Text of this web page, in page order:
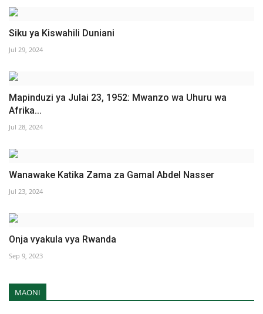
Siku ya Kiswahili Duniani
Jul 29, 2024
Mapinduzi ya Julai 23, 1952: Mwanzo wa Uhuru wa
Afrika...
Jul 28, 2024
Wanawake Katika Zama za Gamal Abdel Nasser
Jul 23, 2024
Onja vyakula vya Rwanda
Sep 9, 2023
MAONI